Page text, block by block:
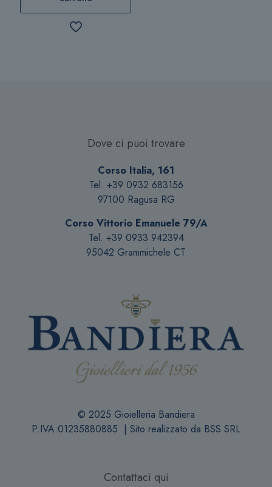
Dove ci puoi trovare
Corso Italia, 161
Tel. +39 0932 683156
97100 Ragusa RG
Corso Vittorio Emanuele 79/A
Tel. +39 0933 942394
95042 Grammichele CT
© 2025 Gioielleria Bandiera
P.IVA:01235880885 | Sito realizzato da BSS SRL
Contattaci qui